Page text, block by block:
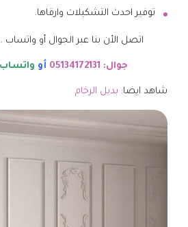
توفير احدث التشكيلات وارقاها.
اتصل الأن بنا عبر الجوال أو واتساب
جوال: 05134172131 أو واتساب:
شاهد ايضا: بديل الرخام